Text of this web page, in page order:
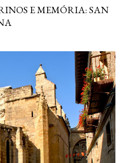
E MEMÓRIA: SAN